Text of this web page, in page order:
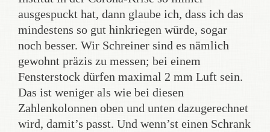
ausgespuckt hat, dann glaube ich, dass ich das
mindestens so gut hinkriegen würde, sogar
noch besser. Wir Schreiner sind es nämlich
gewohnt präzis zu messen; bei einem
Fensterstock dürfen maximal 2 mm Luft sein.
Das ist weniger als wie bei diesen
Zahlenkolonnen oben und unten dazugerechnet
wird, damit’s passt. Und wenn’st einen Schrank